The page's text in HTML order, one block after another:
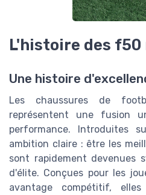
L'histoire des f50
Une histoire
Les chaussures de
représentent une fusion
performance. Introduites
ambition claire : être les
sont rapidement devenues
d'élite. Conçues pour les
avantage compétitif,